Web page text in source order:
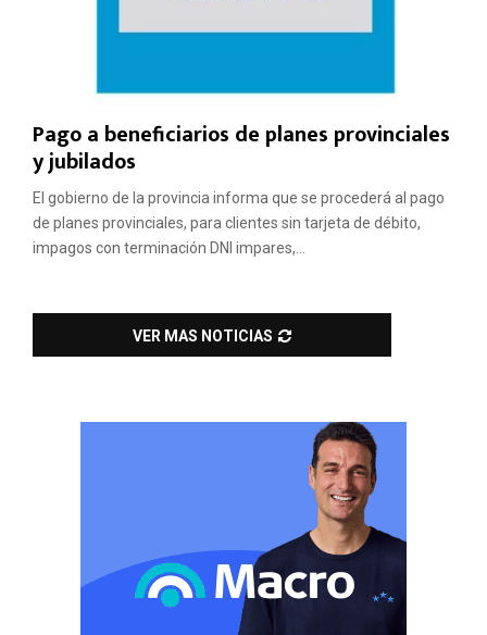
Pago a beneficiarios de planes provinciales
y jubilados
El gobierno de la provincia informa que se procederá al pago
de planes provinciales, para clientes sin tarjeta de débito,
impagos con terminación DNI impares,...
VER MAS NOTICIAS